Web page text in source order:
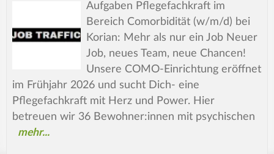
Aufgaben Pflegefachkraft im
Bereich Comorbidität (w/m/d) bei
Korian: Mehr als nur ein Job Neuer
Job, neues Team, neue Chancen!
Unsere COMO-Einrichtung eröffnet
im Frühjahr 2026 und sucht Dich- eine
Pflegefachkraft mit Herz und Power. Hier
betreuen wir 36 Bewohner:innen mit psychischen